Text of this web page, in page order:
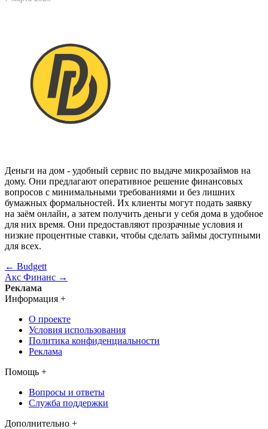
Деньги на дом - удобный сервис по выдаче микрозаймов на
дому. Они предлагают оперативное решение финансовых
вопросов с минимальными требованиями и без лишних
бумажных формальностей. Их клиенты могут подать заявку
на заём онлайн, а затем получить деньги у себя дома в удобное
для них время. Они предоставляют прозрачные условия и
низкие процентные ставки, чтобы сделать займы доступными
для всех.
← Budgett
Акс Финанс →
Реклама
Информация +
О проекте
Условия использования
Политика конфиденциальности
Реклама
Помощь +
Вопросы и ответы
Служба поддержки
Дополнительно +